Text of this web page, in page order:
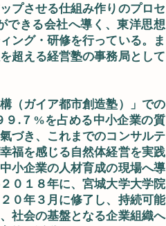
プさせる仕組み作りのプロセ
できる会社へ導く、東洋思想
ング・研修を行っている。ま
超える経営塾の事務局として
（ガイア都市創造塾）」での
９.７%を占める中小企業の質
づき、これまでのコンサルテ
福を感じる自然体経営を実践
小企業の人材育成の現場へ導
０１８年に、宮城大学大学院
０年３月に修了し、持続可能
社会の基盤となる企業組織へ